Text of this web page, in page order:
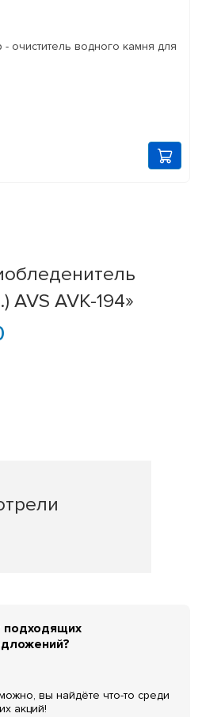
- очиститель водного камня для
AVS AVK-194»
подходящих
вы найдёте что-то среди
акций!